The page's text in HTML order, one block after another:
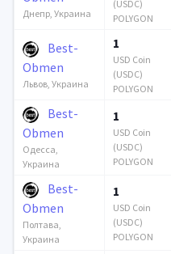
Днепр, Украина
(USDC)
POLYGON
Best-
Obmen
Львов, Украина
1
USD Coin
(USDC)
POLYGON
Best-
Obmen
Одесса,
Украина
1
USD Coin
(USDC)
POLYGON
Best-
Obmen
Полтава,
Украина
1
USD Coin
(USDC)
POLYGON